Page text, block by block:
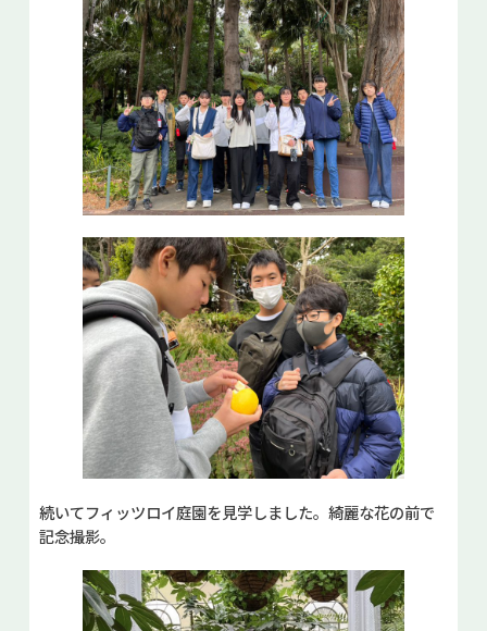
続いてフィッツロイ庭園を見学しました。綺麗な花の前で
記念撮影。